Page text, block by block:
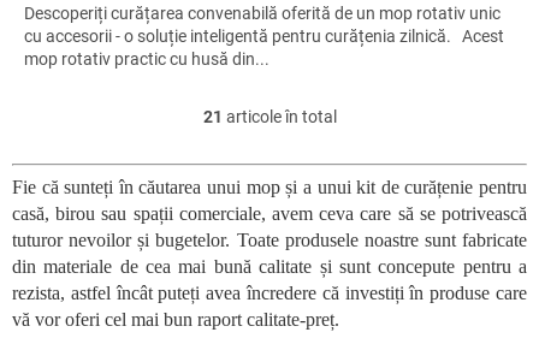
Descoperiți curățarea convenabilă oferită de un mop rotativ unic
cu accesorii - o soluție inteligentă pentru curățenia zilnică. Acest
mop rotativ practic cu husă din...
C
n
t
r
o
l
u
l
l
21 articole în total
Fie că sunteți în căutarea unui mop și a unui kit de curățenie pentru
casă, birou sau spații comerciale, avem ceva care să se potrivească
tuturor nevoilor și bugetelor. Toate produsele noastre sunt fabricate
din materiale de cea mai bună calitate și sunt concepute pentru a
rezista, astfel încât puteți avea încredere că investiți în produse care
vă vor oferi cel mai bun raport calitate-preț.